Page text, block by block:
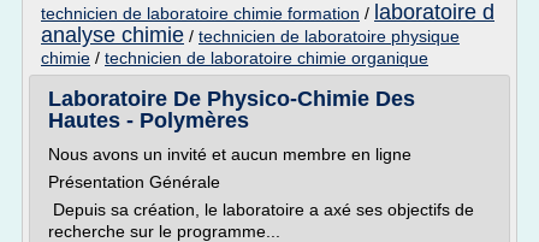
technicien de laboratoire chimie formation / laboratoire d
analyse chimie / technicien de laboratoire physique
chimie / technicien de laboratoire chimie organique
Laboratoire De Physico-Chimie Des
Hautes - Polymères
Nous avons un invité et aucun membre en ligne
Présentation Générale
Depuis sa création, le laboratoire a axé ses objectifs de
recherche sur le programme...